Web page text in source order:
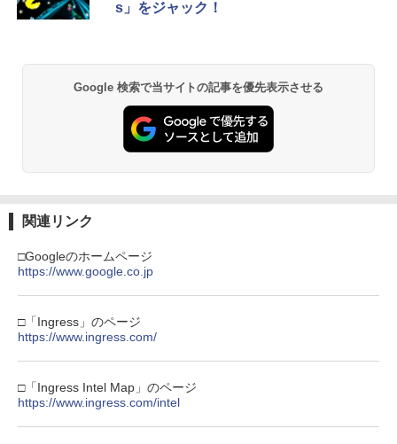
ルコード 【旧 Xbox ギフトカード】 [オ
ンラインコード]
￥5,000
【純正品】Xbox ワイヤレス コントロー
￥2,618
ラー (カーボンブラック)
り来たる！スタジオ描き下ろしイラスト
￥10,780
劇場版「鬼滅の刃」無限城編 第一章 猗
窩座再来 通常版 [Blu-ray]
￥3,964
3
劇場版「鬼滅の刃」無限城編 第一章 猗
窩座再来 通常版 [DVD]
￥3,523
窩座再来 完全生産限定版 [Blu-ray]
￥8,698
s」をジャック！
Google 検索で当サイトの記事を優先表示させる
関連リンク
□Googleのホームページ
https://www.google.co.jp
□「Ingress」のページ
https://www.ingress.com/
□「Ingress Intel Map」のページ
https://www.ingress.com/intel